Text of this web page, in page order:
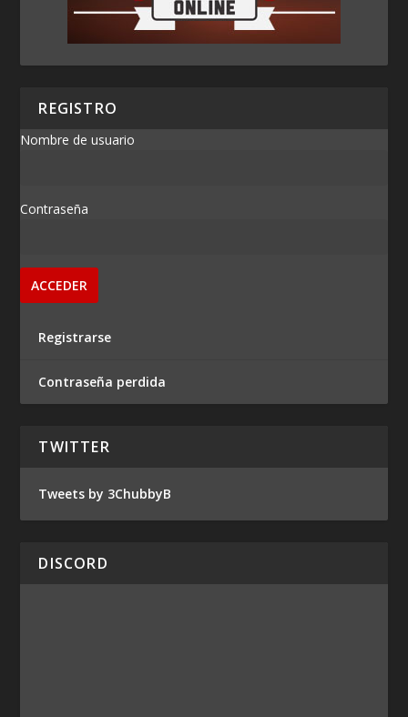
REGISTRO
Nombre de usuario
Contraseña
Registrarse
Contraseña perdida
TWITTER
Tweets by 3ChubbyB
DISCORD